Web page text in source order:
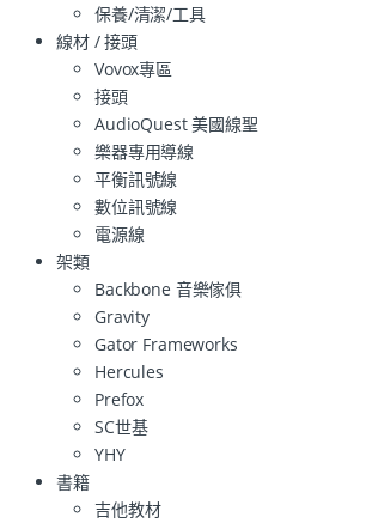
保養/清潔/工具
線材 / 接頭
Vovox專區
接頭
AudioQuest 美國線聖
樂器專用導線
平衡訊號線
數位訊號線
電源線
架類
Backbone 音樂傢俱
Gravity
Gator Frameworks
Hercules
Prefox
SC世基
YHY
書籍
吉他教材